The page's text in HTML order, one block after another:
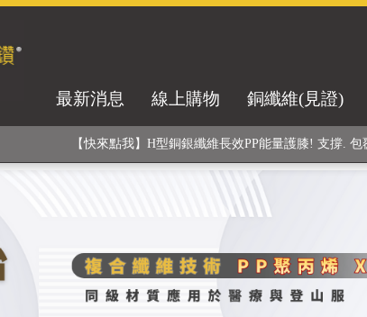
最新消息 線上購物 銅纖維(見證)
專利紗線及捻合技術! 黑晶竹炭+PP聚丙烯纖維 (登山服、醫療
【快來點我】H型銅銀纖維長效PP能量護膝! 支撐.
【快來點我】三金家族- 專利活氧 男女